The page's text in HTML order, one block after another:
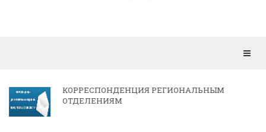
КОРРЕСПОНДЕНЦИЯ РЕГИОНАЛЬНЫМ
ОТДЕЛЕНИЯМ